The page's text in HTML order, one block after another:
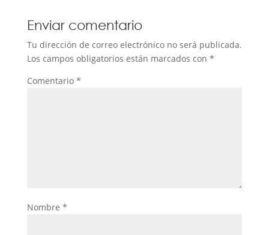
Enviar comentario
Tu dirección de correo electrónico no será publicada.
Los campos obligatorios están marcados con *
Comentario *
Nombre *